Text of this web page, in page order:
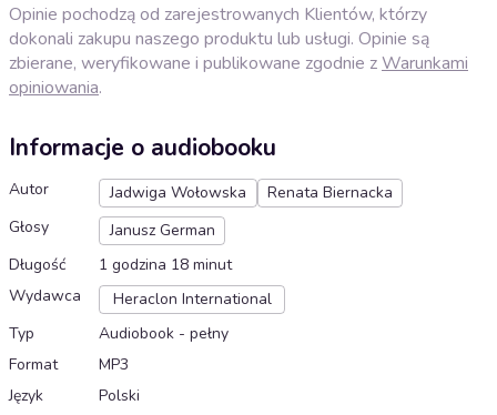
Opinie pochodzą od zarejestrowanych Klientów, którzy
dokonali zakupu naszego produktu lub usługi. Opinie są
zbierane, weryfikowane i publikowane zgodnie zWarunkami
opiniowania.
Informacje o audiobooku
Autor Jadwiga Wołowska
Renata Biernacka
Głosy
Janusz German
Długość
1 godzina 18 minut
Wydawca
Heraclon International
Typ
Audiobook - pełny
Format
MP3
Język
Polski